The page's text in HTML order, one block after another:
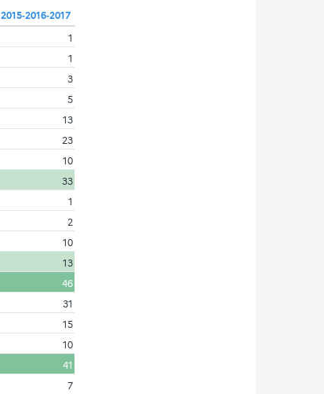
2015‑2016‑2017
1
1
3
5
13
23
10
33
1
2
10
13
46
31
15
10
41
7